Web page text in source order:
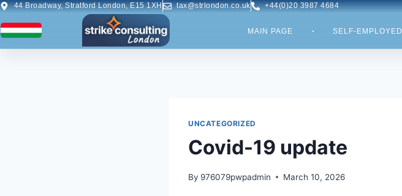
44 Broadway, Stratford London, E15 1XH tax@strlondon.co.uk +44(0)20 3987 4684
MAIN PAGE SELF-EMPLOYED
UNCATEGORIZED
Covid-19 update
By 976079pwpadmin March 10, 2026